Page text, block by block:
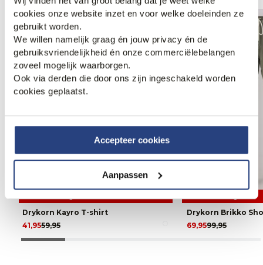
cookies onze website inzet en voor welke doeleinden ze
gebruikt worden.
We willen namelijk graag én jouw privacy én de
gebruiksvriendelijkheid én onze commerciëlebelangen
zoveel mogelijk waarborgen.
Ook via derden die door ons zijn ingeschakeld worden
cookies geplaatst.
Accepteer cookies
Aanpassen
Drykorn Kayro T-shirt
59,95
41,95
Drykorn Brikko
99,95
69,95